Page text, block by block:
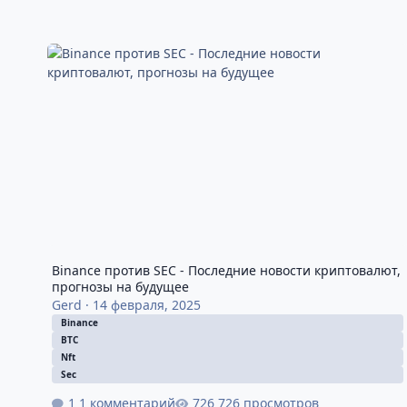
Binance против SEC - Последние новости криптовалют,
Binance против SEC - Последние новости криптовалют,
прогнозы на будущее
Gerd · 14 февраля, 2025
Binance
BTC
Nft
Sec
1 комментарий 726 просмотров